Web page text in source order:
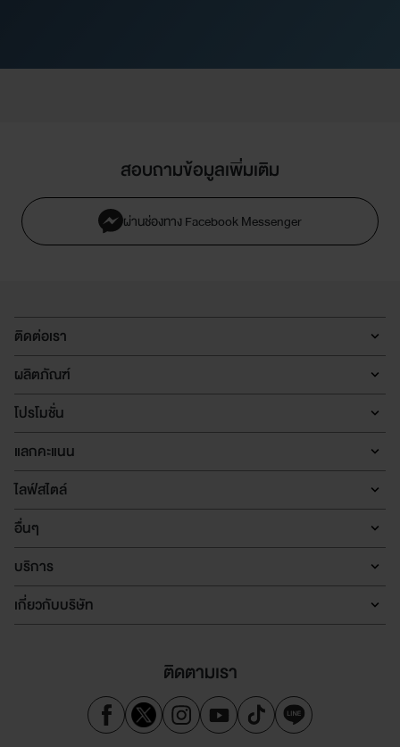
สอบถามข้อมูลเพิ่มเติม
ผ่านช่องทาง Facebook Messenger
ติดต่อเรา
ผลิตภัณฑ์
โปรโมชั่น
แลกคะแนน
ไลฟ์สไตล์
อื่นๆ
บริการ
เกี่ยวกับบริษัท
ติดตามเรา